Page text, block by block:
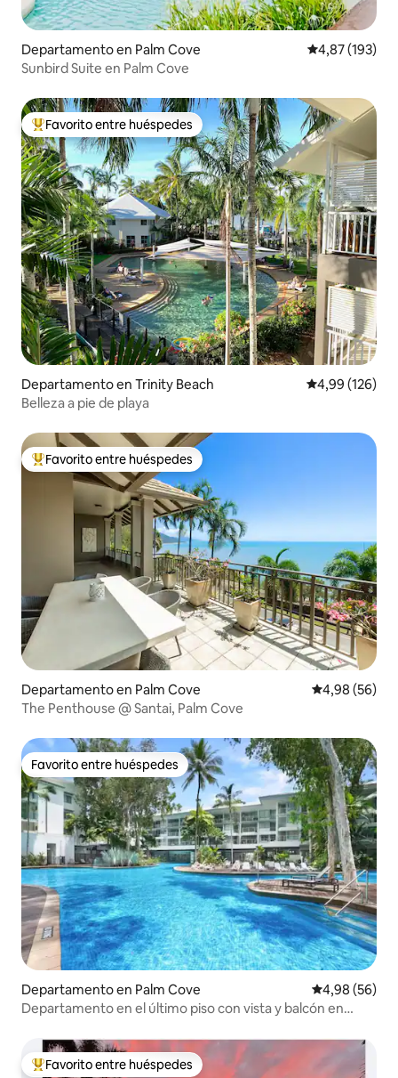
Departamento en Palm Cove Calificación
4,87 (193)
Sunbird Suite en Palm Cove
Favorito entre los huéspedes más destacados
Favorito entre huéspedes
Departamento en Trinity Beach Calificación
4,99 (126)
Belleza a pie de playa
Favorito entre los huéspedes más destacados
Favorito entre huéspedes
Departamento en Palm Cove Calificación
4,98 (56)
The Penthouse @ Santai, Palm Cove
Favorito entre huéspedes
Favorito entre huéspedes
Departamento en Palm Cove Calificación
4,98 (56)
Departamento en el último piso con vista y balcón en
Favorito entre los huéspedes más destacados
Favorito entre huéspedes